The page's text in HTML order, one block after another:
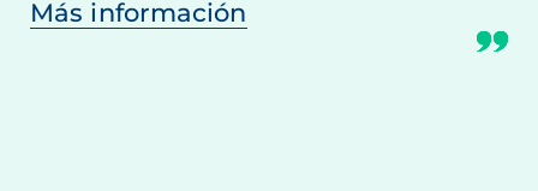
Más información